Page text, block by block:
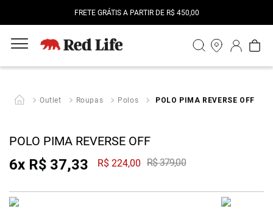
FRETE GRÁTIS A PARTIR DE R$ 450,00
Outlet Roupas Polos POLO PIMA REVERSE OFF
POLO PIMA REVERSE OFF
6x R$ 37,33 R$ 224,00 R$379,00